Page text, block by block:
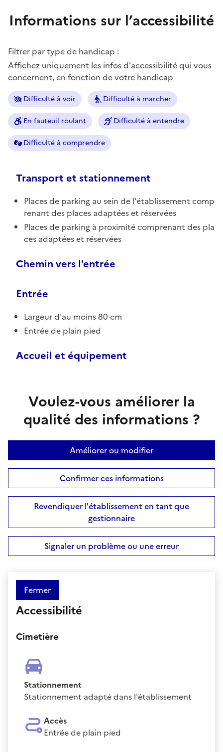
Informations sur l’accessibilité
Filtrer par type de handicap :
Affichez uniquement les infos d'accessibilité qui vous
concernent, en fonction de votre handicap
Difficulté à voir Difficulté à marcher
En fauteuil roulant Difficulté à entendre
Difficulté à comprendre
Transport et stationnement
Places de parking au sein de l'établissement comp
renant des places adaptées et réservées
Places de parking à proximité comprenant des pla
ces adaptées et réservées
Chemin vers l'entrée
Entrée
Largeur d'au moins 80 cm
Entrée de plain pied
Accueil et équipement
Voulez-vous améliorer la
qualité des informations ?
Améliorer ou modifier
Confirmer ces informations
Revendiquer l'établissement en tant que
gestionnaire
Signaler un problème ou une erreur
Fermer
Accessibilité
Cimetière
Stationnement
Stationnement adapté dans l'établissement
Accès
Entrée de plain pied